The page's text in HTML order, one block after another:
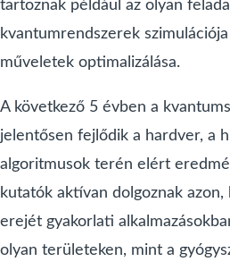
tartoznak például az olyan
kvantumrendszerek
műveletek optimalizálása.
A következő 5 évben a
jelentősen fejlődik a hardver, a
algoritmusok terén elért
kutatók aktívan dolgoznak azon,
erejét gyakorlati
olyan területeken, mint a